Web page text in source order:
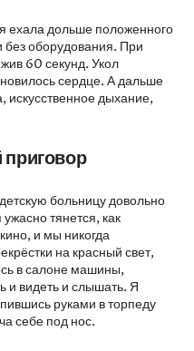
ехала дольше положенного
оборудования. При
60 секунд. Укол
сердце. А дальше
искусственное дыхание,
больницу довольно
тянется, как
и мы никогда
на красный свет,
в салоне машины,
и видеть и слышать. Я
руками в торпеду
себе под нос.